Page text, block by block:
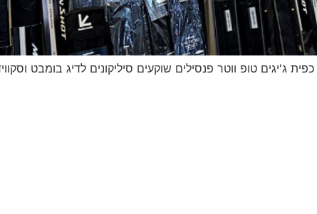
ג'יגים טופ ווטר פנסילים שוקעים סיליקונים לדיג בומבט